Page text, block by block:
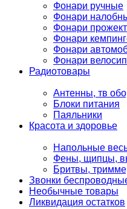
Фонари ручные
Фонари
Фонари
Фонари
Фонари
Фонари
Радиотовары
Антенны, тв
Блоки питания
Паяльники
Красота и здоровье
Напольные
Фены, щипцы,
Бритвы,
Звонки
Необычные товары
Ликвидация остатков